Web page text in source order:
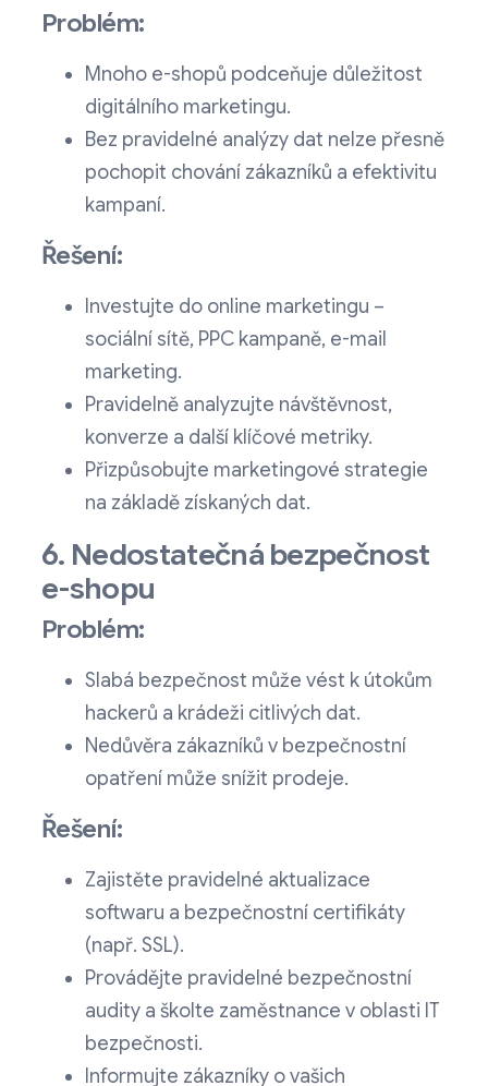
Problém:
Mnoho e-shopů podceňuje důležitost
digitálního marketingu.
Bez pravidelné analýzy dat nelze přesně
pochopit chování zákazníků a efektivitu
kampaní.
Řešení:
Investujte do online marketingu –
sociální sítě, PPC kampaně, e-mail
marketing.
Pravidelně analyzujte návštěvnost,
konverze a další klíčové metriky.
Přizpůsobujte marketingové strategie
na základě získaných dat.
6. Nedostatečná bezpečnost
e-shopu
Problém:
Slabá bezpečnost může vést k útokům
hackerů a krádeži citlivých dat.
Nedůvěra zákazníků v bezpečnostní
opatření může snížit prodeje.
Řešení:
Zajistěte pravidelné aktualizace
softwaru a bezpečnostní certifikáty
(např. SSL).
Provádějte pravidelné bezpečnostní
audity a školte zaměstnance v oblasti IT
bezpečnosti.
Informujte zákazníky o vašich